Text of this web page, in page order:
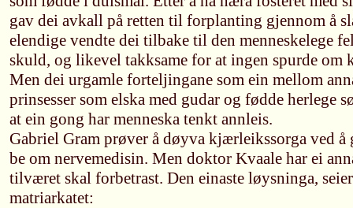
gav dei avkall på retten til forplanting gjennom å
elendige vendte dei tilbake til den menneskelege
skuld, og likevel takksame for at ingen spurde om
Men dei urgamle forteljingane som ein mellom
prinsesser som elska med gudar og fødde herlege
at ein gong har menneska tenkt annleis.
Gabriel Gram prøver å døyva kjærleikssorga ved
be om nervemedisin. Men doktor Kvaale har ei
tilværet skal forbetrast. Den einaste løysninga,
matriarkatet: